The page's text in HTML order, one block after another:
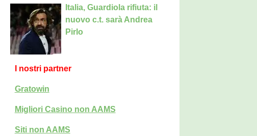
Italia, Guardiola rifiuta: il
nuovo c.t. sarà Andrea
Pirlo
I nostri partner
Gratowin
Migliori Casino non AAMS
Siti non AAMS